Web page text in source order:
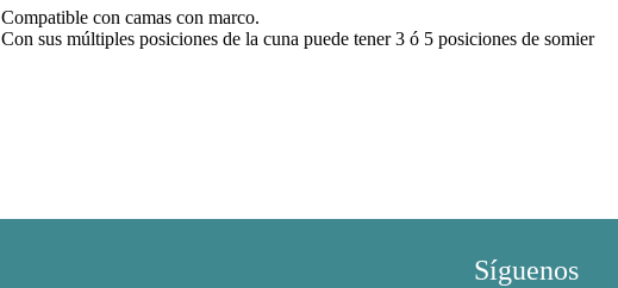
Compatible con camas con marco.
Con sus múltiples posiciones de la cuna puede tener 3 ó 5 posiciones de somier
Síguenos